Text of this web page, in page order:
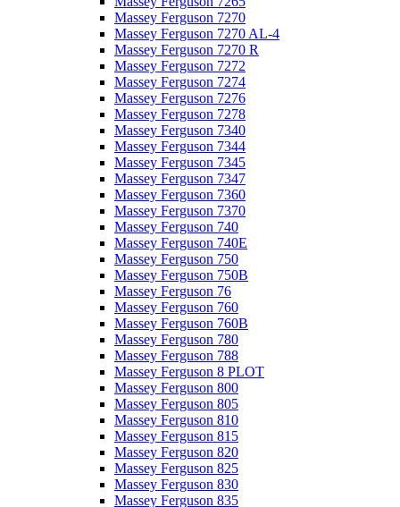
Massey Ferguson 7270
Massey Ferguson 7270 AL-4
Massey Ferguson 7270 R
Massey Ferguson 7272
Massey Ferguson 7274
Massey Ferguson 7276
Massey Ferguson 7278
Massey Ferguson 7340
Massey Ferguson 7344
Massey Ferguson 7345
Massey Ferguson 7347
Massey Ferguson 7360
Massey Ferguson 7370
Massey Ferguson 740
Massey Ferguson 740E
Massey Ferguson 750
Massey Ferguson 750B
Massey Ferguson 76
Massey Ferguson 760
Massey Ferguson 760B
Massey Ferguson 780
Massey Ferguson 788
Massey Ferguson 8 PLOT
Massey Ferguson 800
Massey Ferguson 805
Massey Ferguson 810
Massey Ferguson 815
Massey Ferguson 820
Massey Ferguson 825
Massey Ferguson 830
Massey Ferguson 835